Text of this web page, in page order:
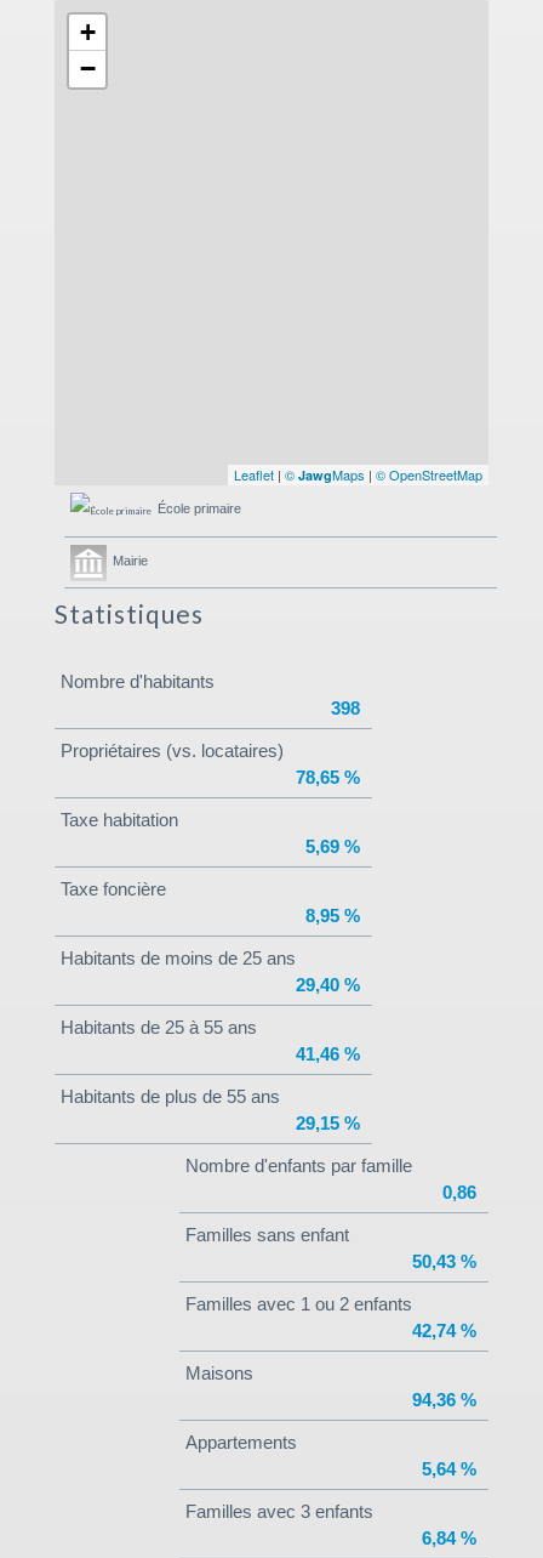
+
−
Leaflet | © JawgMaps | © OpenStreetMap
École primaire
Mairie
Statistiques
Nombre d'habitants
398
Propriétaires (vs. locataires)
78,65 %
Taxe habitation
5,69 %
Taxe foncière
8,95 %
Habitants de moins de 25 ans
29,40 %
Habitants de 25 à 55 ans
41,46 %
Habitants de plus de 55 ans
29,15 %
Nombre d'enfants par famille
0,86
Familles sans enfant
50,43 %
Familles avec 1 ou 2 enfants
42,74 %
Maisons
94,36 %
Appartements
5,64 %
Familles avec 3 enfants
6,84 %